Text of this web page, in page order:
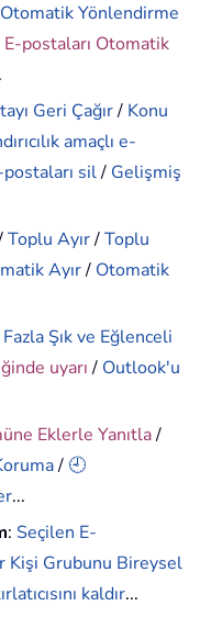
Yönlendirme
E-postaları Otomatik
Geri Çağır/ Konu
amaçlı e-
sil/ Gelişmiş
Toplu Ayır/Toplu
Ayır/ Otomatik
Şık ve Eğlenceli
uyarı/ Outlook'u
Eklerle Yanıtla/
/ 🕘
...
: Seçilen E-
Kişi Grubunu Bireysel
kaldır...